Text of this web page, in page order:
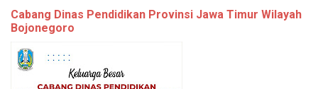
Cabang Dinas Pendidikan Provinsi Jawa Timur Wilayah
Bojonegoro